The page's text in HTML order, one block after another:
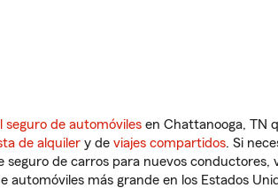
seguro de automóviles en Chattanooga, TN
de alquiler y de viajes compartidos. Si
de carros para nuevos conductores,
automóviles más grande en los Estados